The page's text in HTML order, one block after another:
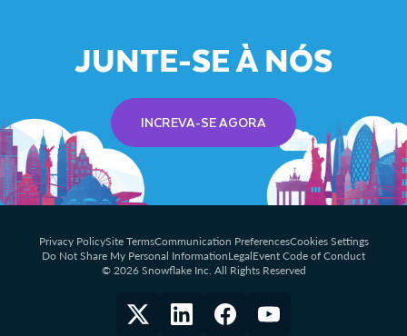
JUNTE-SE À NÓS
INCREVA-SE AGORA
Privacy PolicySite TermsCommunication PreferencesCookies Settings
Do Not Share My Personal InformationLegalEvent Code of Conduct
© 2026 Snowflake Inc. All Rights Reserved